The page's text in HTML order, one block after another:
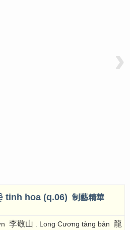
›
tinh hoa (q.06) 制藝精華
李敬山 . Long Cương tàng bản 龍